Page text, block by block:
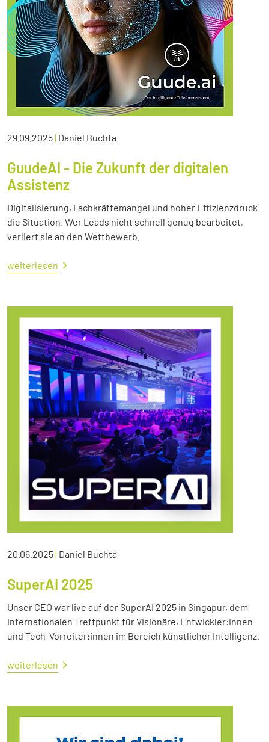
29.09.2025| Daniel Buchta
GuudeAI - Die Zukunft der digitalen
Assistenz
Digitalisierung, Fachkräftemangel und hoher Effizienzdruck
die Situation. Wer Leads nicht schnell genug bearbeitet,
verliert sie an den Wettbewerb.
weiterlesen
20.06.2025| Daniel Buchta
SuperAI 2025
Unser CEO war live auf der SuperAI 2025 in Singapur, dem
internationalen Treffpunkt für Visionäre, Entwickler:innen
und Tech-Vorreiter:innen im Bereich künstlicher Intelligenz.
weiterlesen